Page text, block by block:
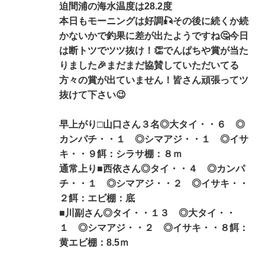
迫間浦の海水温度は28.2度
本日もモーニングは好調🎣その後に続くか続
かないかで釣果に差が出たようですね🤔今日
は断トツでツツ抜け！👏でんぱちや賞が当た
りました🎉まだまだ協賛していただいてる
方々の賞が出ていません！皆さん頑張ってツ
抜けて下さい😉
早上がり□山口さん３名◎大タイ・・６ ◎
カンパチ・・１ ◎シマアジ・・１ ◎イサ
キ・・９餌：シラサ棚：８ｍ
通常上り■西依さん◎タイ・・４ ◎カンパ
チ・・１ ◎シマアジ・・２ ◎イサキ・・
２餌：エビ棚：底
■川副さん◎タイ・・１３ ◎大タイ・・
１ ◎シマアジ・・２ ◎イサキ・・８餌：
黄エビ棚：8.5ｍ